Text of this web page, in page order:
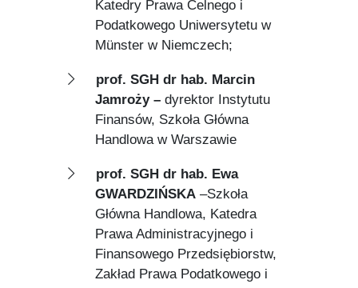
Katedry Prawa Celnego i
Podatkowego Uniwersytetu w
Münster w Niemczech;
prof. SGH dr hab. Marcin
Jamroży –dyrektor Instytutu
Finansów, Szkoła Główna
Handlowa w Warszawie
prof. SGH dr hab. Ewa
GWARDZIŃSKA –Szkoła
Główna Handlowa, Katedra
Prawa Administracyjnego i
Finansowego Przedsiębiorstw,
Zakład Prawa Podatkowego i